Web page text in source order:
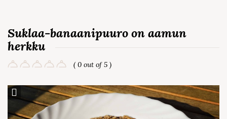
Suklaa-banaanipuuro on aamun
herkku
( 0 out of 5 )
Save Recipe